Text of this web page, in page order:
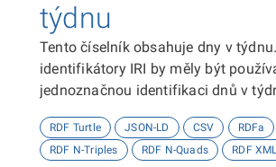
týdnu
Tento číselník obsahuje dny v
identifikátory IRI by měly být
jednoznačnou identifikaci dnů v
RDF Turtle JSON-LD CSV RDFa
RDF N-Triples
RDF N-Quads RDF